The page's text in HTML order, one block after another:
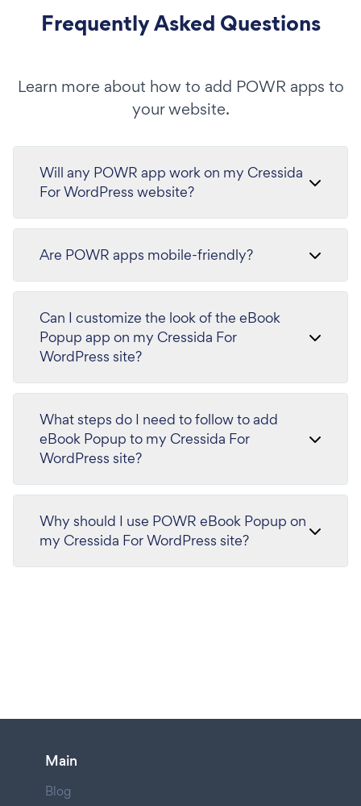
Frequently Asked Questions
Learn more about how to add POWR apps to
your website.
Will any POWR app work on my Cressida
For WordPress website?
Are POWR apps mobile-friendly?
Can I customize the look of the eBook
Popup app on my Cressida For
WordPress site?
What steps do I need to follow to add
eBook Popup to my Cressida For
WordPress site?
Why should I use POWR eBook Popup on
my Cressida For WordPress site?
Main
Blog